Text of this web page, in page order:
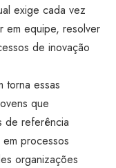
exige cada vez
em equipe, resolver
de inovação
torna essas
que
de referência
processos
organizações